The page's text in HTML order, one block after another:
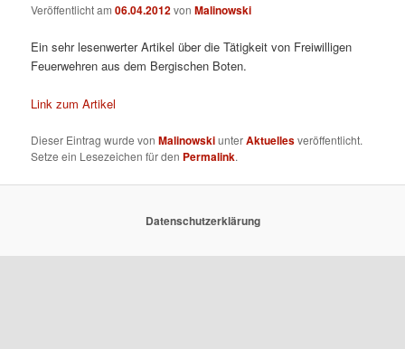
Veröffentlicht am06.04.2012vonMalinowski
Ein sehr lesenwerter Artikel über die Tätigkeit von Freiwilligen
Feuerwehren aus dem Bergischen Boten.
Link zum Artikel
Dieser Eintrag wurde vonMalinowskiunterAktuellesveröffentlicht.
Setze ein Lesezeichen für den Permalink.
Datenschutzerklärung